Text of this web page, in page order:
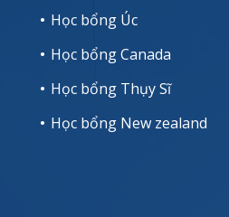
Học bổng Úc
Học bổng Canada
Học bổng Thụy Sĩ
Học bổng New zealand